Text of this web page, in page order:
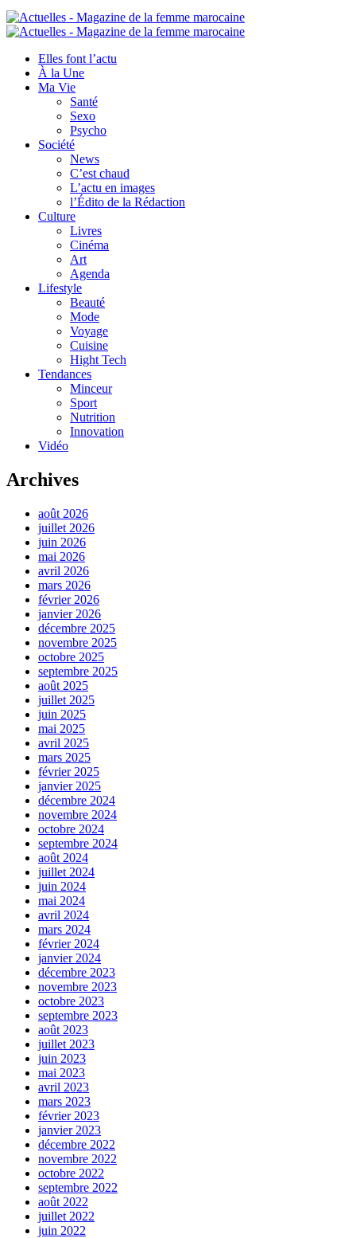
Elles font l’actu
À la Une
Ma Vie
Santé
Sexo
Psycho
Société
News
C’est chaud
L’actu en images
l’Édito de la Rédaction
Culture
Livres
Cinéma
Art
Agenda
Lifestyle
Beauté
Mode
Voyage
Cuisine
Hight Tech
Tendances
Minceur
Sport
Nutrition
Innovation
Vidéo
Archives
août 2026
juillet 2026
juin 2026
mai 2026
avril 2026
mars 2026
février 2026
janvier 2026
décembre 2025
novembre 2025
octobre 2025
septembre 2025
août 2025
juillet 2025
juin 2025
mai 2025
avril 2025
mars 2025
février 2025
janvier 2025
décembre 2024
novembre 2024
octobre 2024
septembre 2024
août 2024
juillet 2024
juin 2024
mai 2024
avril 2024
mars 2024
février 2024
janvier 2024
décembre 2023
novembre 2023
octobre 2023
septembre 2023
août 2023
juillet 2023
juin 2023
mai 2023
avril 2023
mars 2023
février 2023
janvier 2023
décembre 2022
novembre 2022
octobre 2022
septembre 2022
août 2022
juillet 2022
juin 2022